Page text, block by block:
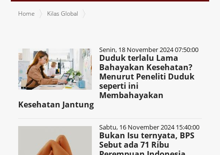
Home Kilas Global
Senin, 18 November 2024 07:50:00
Duduk terlalu Lama
Bahayakan Kesehatan?
Menurut Peneliti Duduk
seperti ini
Membahayakan
Kesehatan Jantung
Sabtu, 16 November 2024 15:40:00
Bukan Isu ternyata, BPS
Sebut ada 71 Ribu